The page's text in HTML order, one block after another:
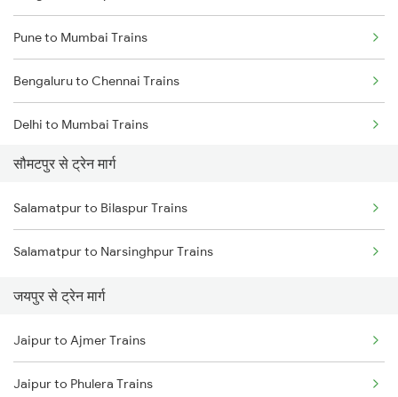
Pune to Mumbai Trains
Bengaluru to Chennai Trains
Delhi to Mumbai Trains
Mumbai to Pune Trains
Delhi to Jammu Trains
Mumbai to Delhi Trains
Mumbai to Goa Trains
Chennai to Coimbatore Trains
सौमटपुर से ट्रेन मार्ग
Salamatpur to Bilaspur Trains
Salamatpur to Narsinghpur Trains
जयपुर से ट्रेन मार्ग
Jaipur to Ajmer Trains
Jaipur to Phulera Trains